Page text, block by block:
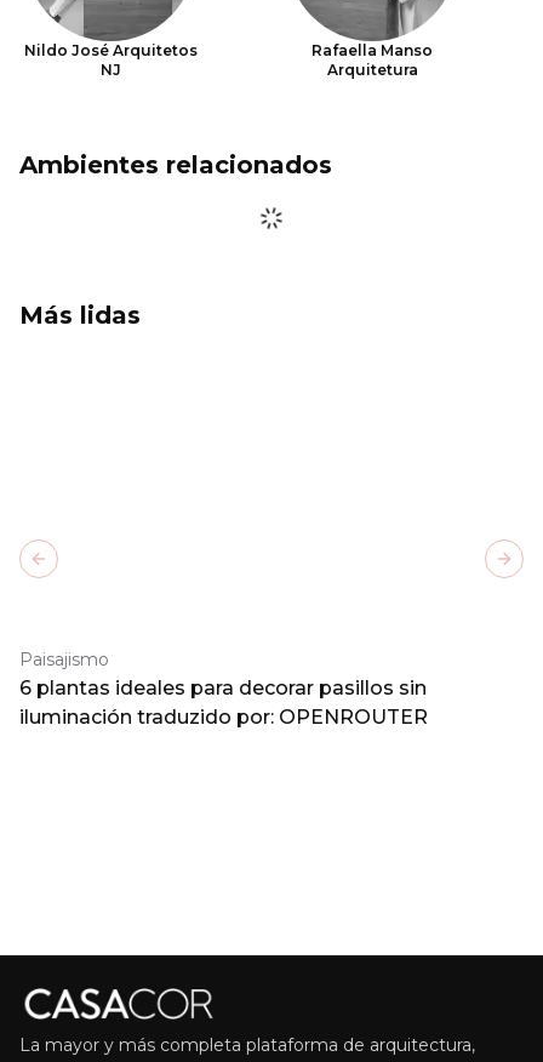
Nildo José Arquitetos
NJ
Rafaella Manso
Arquitetura
Ambientes relacionados
Más lidas
Paisajismo
6 plantas ideales para decorar pasillos sin
iluminación traduzido por: OPENROUTER
Previous slide
La mayor y más completa plataforma de arquitectura,